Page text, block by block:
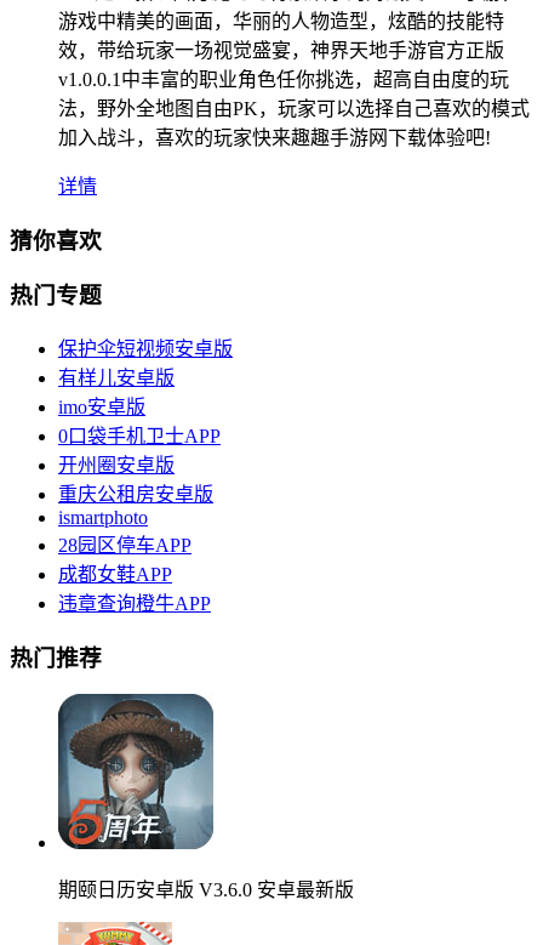
游戏中精美的画面，华丽的人物造型，炫酷的技能特
效，带给玩家一场视觉盛宴，神界天地手游官方正版
v1.0.0.1中丰富的职业角色任你挑选，超高自由度的玩
法，野外全地图自由PK，玩家可以选择自己喜欢的模式
加入战斗，喜欢的玩家快来趣趣手游网下载体验吧!
详情
猜你喜欢
热门专题
保护伞短视频安卓版
有样儿安卓版
imo安卓版
0口袋手机卫士APP
开州圈安卓版
重庆公租房安卓版
ismartphoto
28园区停车APP
成都女鞋APP
违章查询橙牛APP
热门推荐
期颐日历安卓版 V3.6.0 安卓最新版